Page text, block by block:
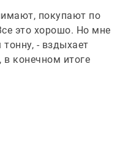
покупают по
это хорошо. Но мне
- вздыхает
в конечном итоге